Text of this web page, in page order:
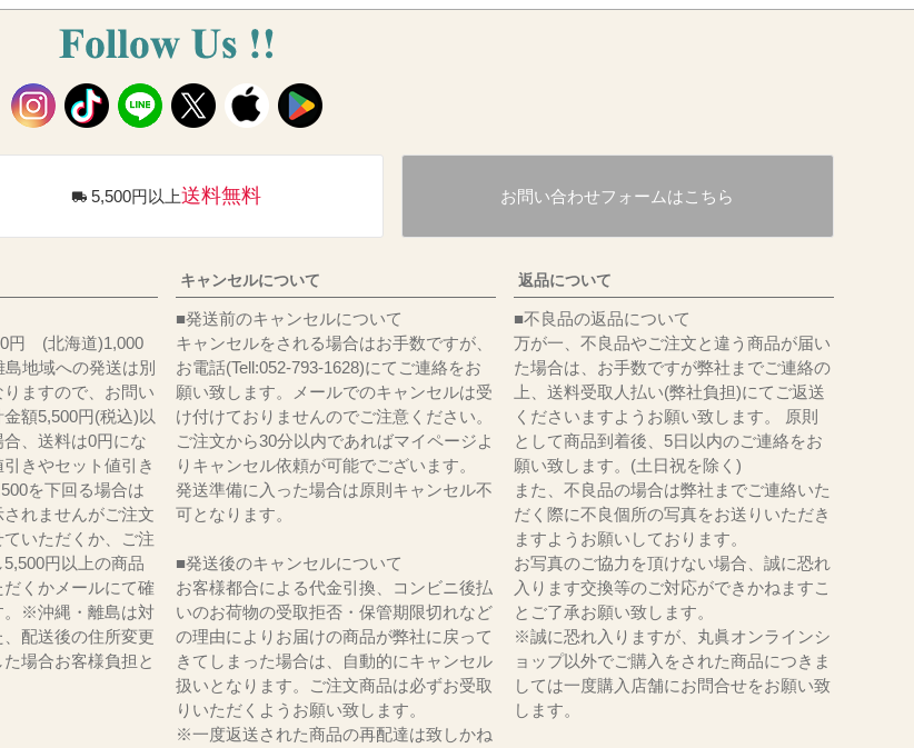
5,500円以上送料無料 お問い合わせフォームはこちら
円 (北海道)1,000
地域への発送は別
ますので、お問い
額5,500円(税込)以
合、送料は0円にな
きやセット値引き
を下回る場合は
れませんがご注文
いただくか、ご注
円以上の商品
くかメールにて確
。※沖縄・離島は対
配送後の住所変更
場合お客様負担と
キャンセルについて
■発送前のキャンセルについて
キャンセルをされる場合はお手数ですが、
お電話(Tell:052-793-1628)にてご連絡をお
願い致します。メールでのキャンセルは受
け付けておりませんのでご注意ください。
ご注文から30分以内であればマイページよ
りキャンセル依頼が可能でございます。
発送準備に入った場合は原則キャンセル不
可となります。
■発送後のキャンセルについて
お客様都合による代金引換、コンビニ後払
いのお荷物の受取拒否・保管期限切れなど
の理由によりお届けの商品が弊社に戻って
きてしまった場合は、自動的にキャンセル
扱いとなります。ご注文商品は必ずお受取
りいただくようお願い致します。
※一度返送された商品の再配達は致しかね
返品について
■不良品の返品について
万が一、不良品やご注文と違う商品が届い
た場合は、お手数ですが弊社までご連絡の
上、送料受取人払い(弊社負担)にてご返送
くださいますようお願い致します。 原則
として商品到着後、5日以内のご連絡をお
願い致します。(土日祝を除く)
また、不良品の場合は弊社までご連絡いた
だく際に不良個所の写真をお送りいただき
ますようお願いしております。
お写真のご協力を頂けない場合、誠に恐れ
入ります交換等のご対応ができかねますこ
とご了承お願い致します。
※誠に恐れ入りますが、丸眞オンラインシ
ョップ以外でご購入をされた商品につきま
しては一度購入店舗にお問合せをお願い致
します。